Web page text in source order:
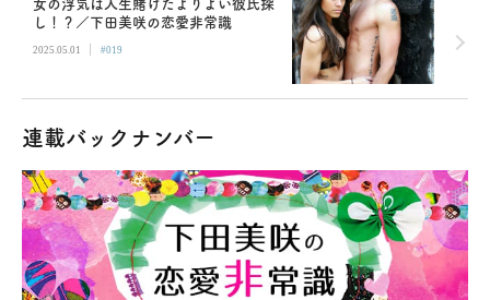
女の浮気は人生賭けたよりよい彼氏探
し！？／下田美咲の恋愛非常識
2025.05.01 | #019
連載バックナンバー